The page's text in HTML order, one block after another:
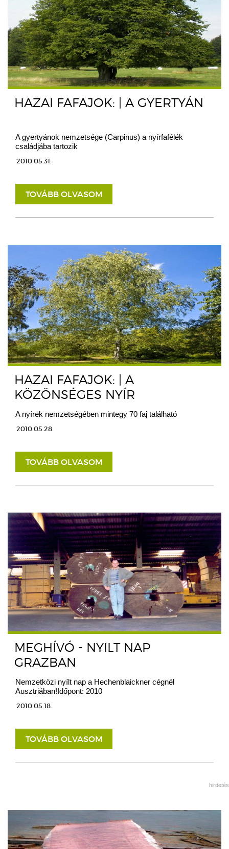
HAZAI FAFAJOK: | A GYERTYÁN
A gyertyánok nemzetsége (Carpinus) a nyírfafélék
családjába tartozik
2010.05.31.
TOVÁBB OLVASOM
HAZAI FAFAJOK: | A
KÖZÖNSÉGES NYÍR
A nyírek nemzetségében mintegy 70 faj található
2010.05.28.
TOVÁBB OLVASOM
MEGHÍVÓ - NYILT NAP
GRAZBAN
Nemzetközi nyílt nap a Hechenblaickner cégnél
Ausztriában!Időpont: 2010
2010.05.18.
TOVÁBB OLVASOM
hirdetés